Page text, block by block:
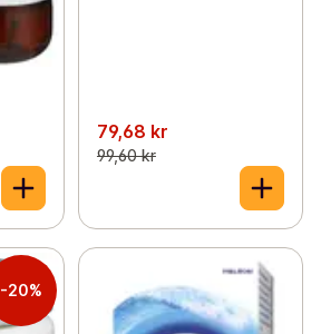
79,68 kr
99,60 kr
-20%